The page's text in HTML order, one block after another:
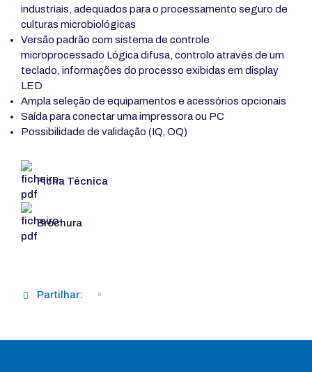
industriais, adequados para o processamento seguro de
culturas microbiológicas
Versão padrão com sistema de controle
microprocessado Lógica difusa, controlo através de um
teclado, informações do processo exibidas em display
LED
Ampla seleção de equipamentos e acessórios opcionais
Saída para conectar uma impressora ou PC
Possibilidade de validação (IQ, OQ)
Ficha Técnica
Brochura
Partilhar: